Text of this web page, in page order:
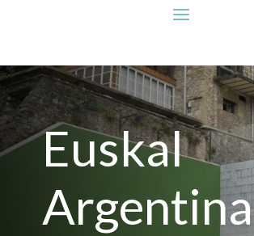
Euskal
Argentina